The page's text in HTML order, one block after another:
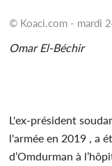
© Koaci.com - mardi
Omar El-Béchir
L'ex-président
l'armée en 2019 , a
d’Omdurman à